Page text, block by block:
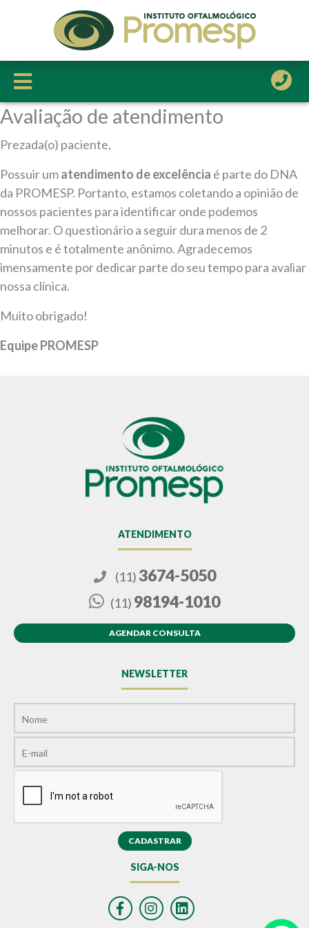
HOME
A CLÍNICA
A PROMESP
CORPO CLÍNICO
SERVIÇOS
CONVÊNIOS
LOCALIZAÇÃO
Avaliação de atendimento
Prezada(o) paciente,
Possuir umatendimento de excelência é parte do DNA
da PROMESP. Portanto, estamos coletando a opinião de
nossos pacientes para identificar onde podemos
melhorar. O questionário a seguir dura menos de 2
minutos e é totalmente anônimo. Agradecemos
imensamente por dedicar parte do seu tempo para avaliar
nossa clínica.
Muito obrigado!
Equipe PROMESP
ATENDIMENTO
(11) 3674-5050
(11) 98194-1010
AGENDAR CONSULTA
NEWSLETTER
SIGA-NOS